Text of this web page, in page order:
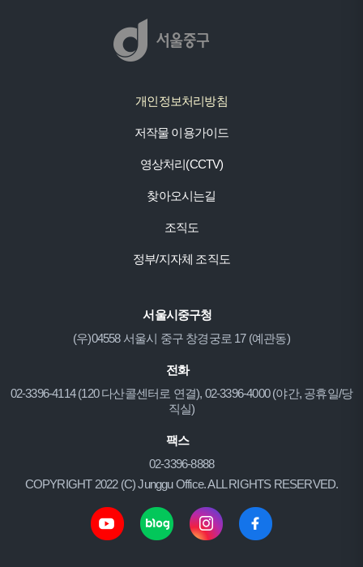
개인정보처리방침
저작물 이용가이드
영상처리(CCTV)
찾아오시는길
조직도
정부/지자체 조직도
서울시중구청
(우)04558 서울시 중구 창경궁로 17 (예관동)
전화
02-3396-4114 (120 다산콜센터로 연결), 02-3396-4000 (야간, 공휴일/당
직실)
팩스
02-3396-8888
COPYRIGHT 2022 (C) Junggu Office. ALL RIGHTS RESERVED.